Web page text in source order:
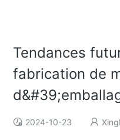
Tendances
fabrication de
2024-10-23